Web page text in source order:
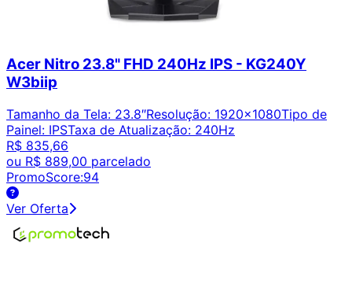
Acer Nitro 23.8" FHD 240Hz IPS - KG240Y
W3biip
Tamanho da Tela: 23.8″Resolução: 1920x1080Tipo de
Painel: IPSTaxa de Atualização: 240Hz
R$ 835,66
ou R$ 889,00 parcelado
PromoScore:94
Ver Oferta